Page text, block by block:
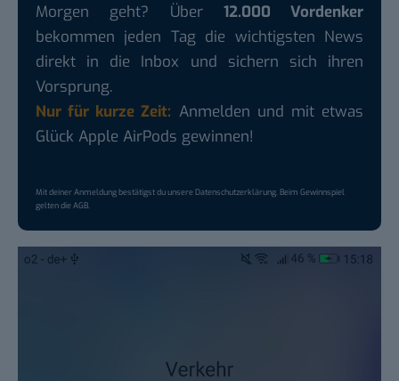
Morgen geht? Über 12.000 Vordenker
bekommen jeden Tag die wichtigsten News
direkt in die Inbox und sichern sich ihren
Vorsprung.
Nur für kurze Zeit: Anmelden und mit etwas
Glück Apple AirPods gewinnen!
Mit deiner Anmeldung bestätigst du unsereDatenschutzerklärung. Beim Gewinnspiel
gelten dieAGB.